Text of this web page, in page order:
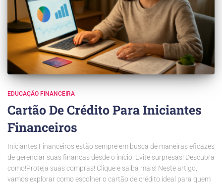
EDUCAÇÃO FINANCEIRA
Cartão De Crédito Para Iniciantes
Financeiros
Iniciantes Financeiros estão sempre em busca de maneiras eficazes
de gerenciar suas finanças desde o início. Evite surpresas! Descubra
como!Proteja suas compras! Clique e saiba mais! Neste artigo,
vamos explorar como escolher o cartão de crédito ideal para quem